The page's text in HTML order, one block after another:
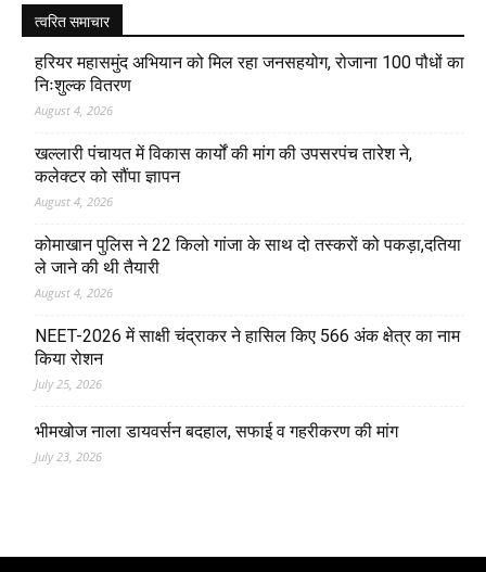
त्वरित समाचार
हरियर महासमुंद अभियान को मिल रहा जनसहयोग, रोजाना 100 पौधों का
निःशुल्क वितरण
August 4, 2026
खल्लारी पंचायत में विकास कार्यों की मांग की उपसरपंच तारेश ने,
कलेक्टर को सौंपा ज्ञापन
August 4, 2026
कोमाखान पुलिस ने 22 किलो गांजा के साथ दो तस्करों को पकड़ा,दतिया
ले जाने की थी तैयारी
August 4, 2026
NEET-2026 में साक्षी चंद्राकर ने हासिल किए 566 अंक क्षेत्र का नाम
किया रोशन
July 25, 2026
भीमखोज नाला डायवर्सन बदहाल, सफाई व गहरीकरण की मांग
July 23, 2026